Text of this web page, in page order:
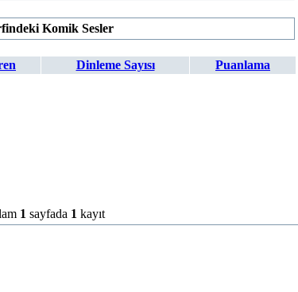
Komik Sesler
Dinleme Sayısı
Puanlama
1 sayfada 1 kayıt